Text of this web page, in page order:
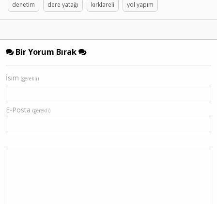
denetim dere yatağı kırklareli yol yapım
Bir Yorum Bırak
İsim (gerekli)
E-Posta (gerekli)